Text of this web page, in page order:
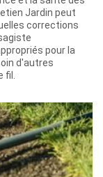
Jardin peut
corrections
pour la
d'autres